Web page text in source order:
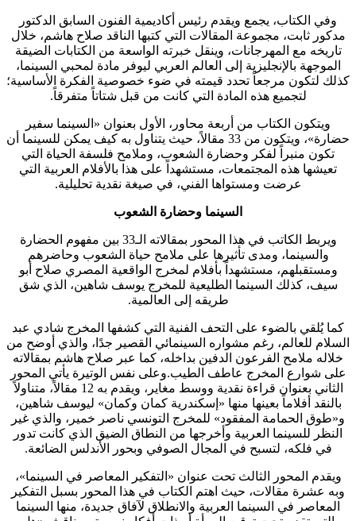
وفي الكتاب، يجمع ويقدم رئيس أكاديمية الفنون السابق الدكتور
مدكور ثابت، مجموعة المقالات التي كتبها الناقد صلاح هاشم، خلال
تاريخه مع المهرجانات، وينقل خبرته الواسعة من الكتابات الضيقة
الموجهة بالإنجليزية إلى العالم العربي ليوفر مادة لمحبي السينما،
كذلك لتكون مرجعاً تحدد قيمته في ضوء خصوصية الفكرة الأساسية؛
لتجميع هذه المادة التي كانت من قبل شتاتاً متفرقاً.
ويتكون الكتاب من أربعة محاور، الأول بعنوان «السينما سفير
حضارة»، ويتكون من 33 مقالاً، حيث يتناول به كيف يمكن للسينما أن
تكون منبراً لفكر وحضارة الشعوب، وملامح فلسفة الحياة التي
تعيشها هذه المجتمعات، مستشهداً على هذا بالأفلام العربية التي
عرضت ومستواها الفني، في صيغة نقدية تحليلية.
السينما وحضارة الشعوب
ويربط الكاتب في هذا المحور بمقالاته الـ33 بين مفهوم الحضارة
والسينما، ومدى تأثيرها على ملامح حياة الشعوب وحاضرهم
ومستقبلهم، مستشهداً بأفلام لمخرج الواقعية المصري صلاح أبو
سيف، كذلك السينما الطليعية للمخرج يوسف شاهين، الذي شق
طريقه إلى العالمية.
كما يُلقي بالضوء على التحف الفنية التي كشفها المخرج شادي عبد
السلام للعالم، رغم مشواره السينمائي القصير جدًا، والذي أوضح من
خلاله ملامح الفرعون الدفين بداخله، كما عبر صلاح هاشم بمقالاته
على شوارع المخرج عاطف الطيب.وعلى نفس الوتيرة يأتي المحور
الثاني بعنوان قراءة نقدية ووسط مغاير، ويقدم به 12 مقالاً، متناولاً
بالنقد أفلاماً بعينها منها «إسكندرية كمان وكمان» ليوسف شاهين،
و«طوق الحمامة المفقود» للمخرج التونسي ناصر خمير، والذي غير
النظر للسينما العربية وأخرجها من النطاق الضيق الذي كانت تدور
في فلكه، لتسبح في المجال الصوفي وبحور الأندلس الضائعة.
ويقدم المحور الثالث تحت عنوان «التفكير المعاصر في السينما»،
وبه عشرة مقالات، حيث اهتم الكتاب في هذا المحور بسبل التفكير
المعاصر في السينما العربية والانطلاق لآفاق جديدة، منها السينما